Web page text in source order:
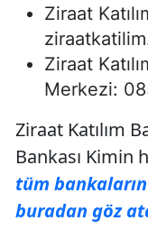
Ziraat
Ziraat
Merkezi:
Ziraat Katılım
Bankası Kimin
tüm
buradan göz